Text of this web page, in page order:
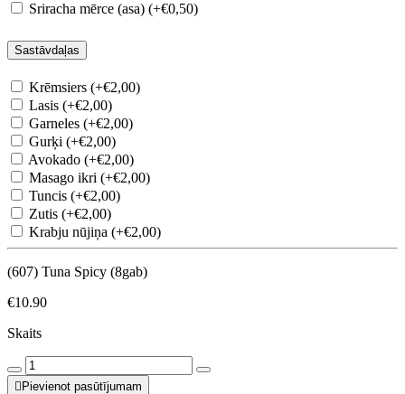
Sriracha mērce (asa) (+€0,50)
Sastāvdaļas
Krēmsiers (+€2,00)
Lasis (+€2,00)
Garneles (+€2,00)
Gurķi (+€2,00)
Avokado (+€2,00)
Masago ikri (+€2,00)
Tuncis (+€2,00)
Zutis (+€2,00)
Krabju nūjiņa (+€2,00)
(607) Tuna Spicy (8gab)
€10.90
Skaits
Pievienot pasūtījumam